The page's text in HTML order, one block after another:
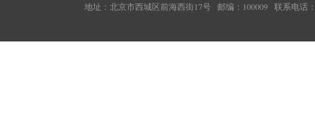
地址：北京市西城区前海西街17号 邮编：100009 联系电话